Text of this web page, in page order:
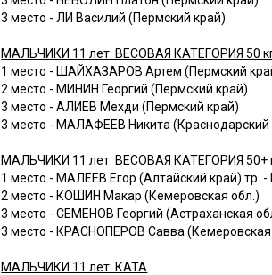
3 место - ЛИ Василий (Пермский край)
МАЛЬЧИКИ 11 лет: ВЕСОВАЯ КАТЕГОРИЯ 50
1 место - ШАЙХАЗАРОВ Артем (Пермский
2 место - МИНИН Георгий (Пермский край)
3 место - АЛИЕВ Мехди (Пермский край)
3 место - МАЛАФЕЕВ Никита (Краснодарский
МАЛЬЧИКИ 11 лет: ВЕСОВАЯ КАТЕГОРИЯ 50+
1 место - МАЛЕЕВ Егор (Алтайский край) тр. -
2 место - КОШИН Макар (Кемеровская обл.)
3 место - СЕМЕНОВ Георгий (Астраханская
3 место - КРАСНОПЕРОВ Савва (Кемеровская
МАЛЬЧИКИ 11 лет: КАТА